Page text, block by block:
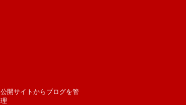
公開サイトからブログを管
理